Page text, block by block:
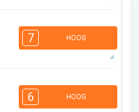
36°max
3
16:00
35°
7 HOOG
3
16:00
6 HOOG